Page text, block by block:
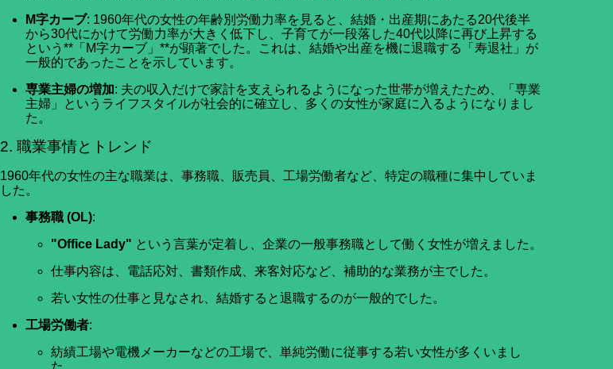
M字カーブ: 1960年代の女性の年齢別労働力率を見ると、結婚・出産期にあたる20代後半
から30代にかけて労働力率が大きく低下し、子育てが一段落した40代以降に再び上昇する
という**「M字カーブ」**が顕著でした。これは、結婚や出産を機に退職する「寿退社」が
一般的であったことを示しています。
専業主婦の増加: 夫の収入だけで家計を支えられるようになった世帯が増えたため、「専業
主婦」というライフスタイルが社会的に確立し、多くの女性が家庭に入るようになりまし
た。
2. 職業事情とトレンド
1960年代の女性の主な職業は、事務職、販売員、工場労働者など、特定の職種に集中していま
した。
事務職 (OL):
"Office Lady" という言葉が定着し、企業の一般事務職として働く女性が増えました。
仕事内容は、電話応対、書類作成、来客対応など、補助的な業務が主でした。
若い女性の仕事と見なされ、結婚すると退職するのが一般的でした。
工場労働者:
紡績工場や電機メーカーなどの工場で、単純労働に従事する若い女性が多くいまし